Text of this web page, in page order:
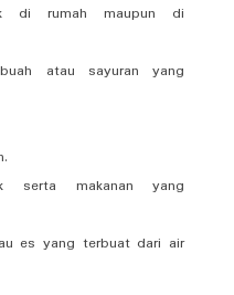
di rumah maupun di
atau sayuran yang
serta makanan yang
es yang terbuat dari air